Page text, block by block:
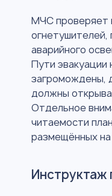
МЧС проверяет
огнетушителей,
аварийного
Пути
загромождены,
должны
Отдельное
читаемости
размещённых
Инструктаж